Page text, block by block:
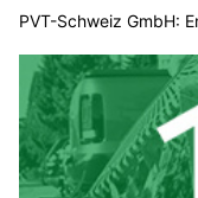
PVT-Schweiz GmbH: